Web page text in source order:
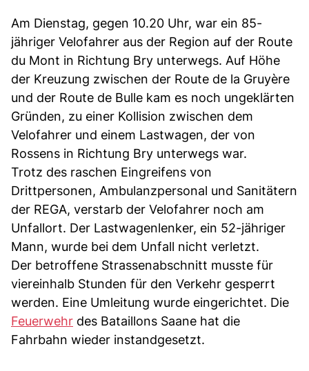
Am Dienstag, gegen 10.20 Uhr, war ein 85-
jähriger Velofahrer aus der Region auf der Route
du Mont in Richtung Bry unterwegs. Auf Höhe
der Kreuzung zwischen der Route de la Gruyère
und der Route de Bulle kam es noch ungeklärten
Gründen, zu einer Kollision zwischen dem
Velofahrer und einem Lastwagen, der von
Rossens in Richtung Bry unterwegs war.
Trotz des raschen Eingreifens von
Drittpersonen, Ambulanzpersonal und Sanitätern
der REGA, verstarb der Velofahrer noch am
Unfallort. Der Lastwagenlenker, ein 52-jähriger
Mann, wurde bei dem Unfall nicht verletzt.
Der betroffene Strassenabschnitt musste für
viereinhalb Stunden für den Verkehr gesperrt
werden. Eine Umleitung wurde eingerichtet. Die
Feuerwehr des Bataillons Saane hat die
Fahrbahn wieder instandgesetzt.